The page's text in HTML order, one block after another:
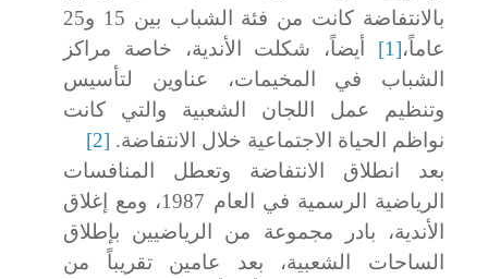
بالانتفاضة كانت من فئة الشباب بين 15 و25
عاماً،[1] أيضاً، شكلت الأندية، خاصة مراكز
الشباب في المخيمات، عناوين لتأسيس
وتنظيم عمل اللجان الشعبية والتي كانت
نواظم الحياة الاجتماعية خلال الانتفاضة. [2]
بعد انطلاق الانتفاضة وتعطل المنافسات
الرياضية الرسمية في العام 1987، ومع إغلاق
الأندية، بادر مجموعة من الرياضيين بإطلاق
الساحات الشعبية، بعد عامين تقريباً من